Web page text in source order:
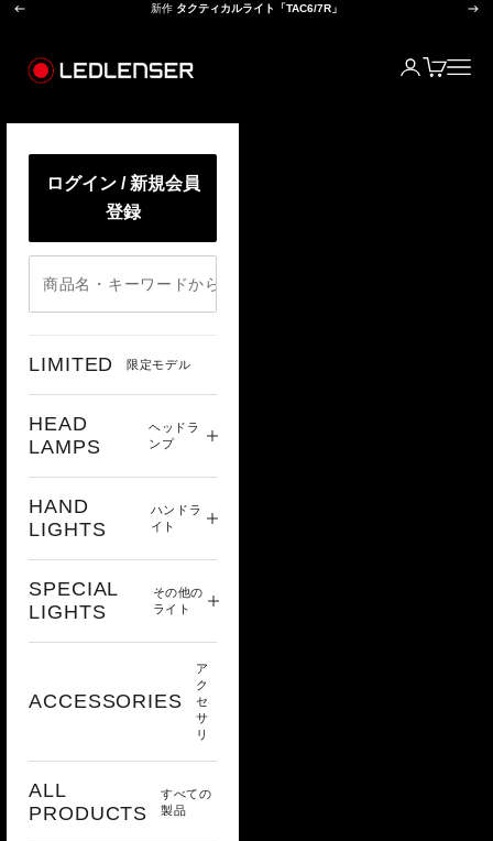
コンテンツへスキップ
前へ 新作 タクティカルライト「TAC6/7R」 次へ
ログイン
カートメニ
ログイン / 新規会員
登録
LIMITED 限定モデル
HEAD
LAMPS
ヘッドラ
ンプ
HAND
LIGHTS
ハンドラ
イト
SPECIAL
LIGHTS
その他の
ライト
ACCESSORIES
ア
ク
セ
サ
リ
ALL
PRODUCTS
すべての
製品